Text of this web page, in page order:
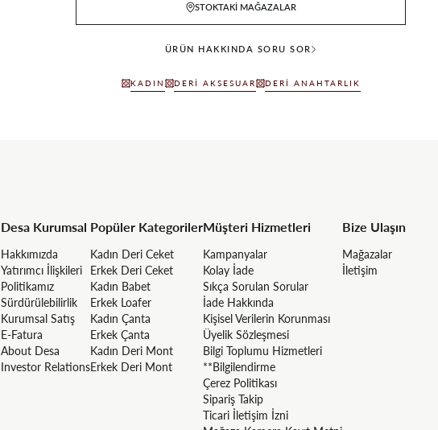
STOKTAKI MAĞAZALAR
ÜRÜN HAKKINDA SORU SOR
KADIN DERI AKSESUAR DERI ANAHTARLIK
Desa Kurumsal
Hakkımızda
Yatırımcı İlişkileri
Politikamız
Sürdürülebilirlik
Kurumsal Satış
E-Fatura
About Desa
Investor Relations
Popüler Kategoriler
Kadın Deri Ceket
Erkek Deri Ceket
Kadın Babet
Erkek Loafer
Kadın Çanta
Erkek Çanta
Kadın Deri Mont
Erkek Deri Mont
Müşteri Hizmetleri
Kampanyalar
Kolay İade
Sıkça Sorulan Sorular
İade Hakkında
Kişisel Verilerin Korunması
Üyelik Sözleşmesi
Bilgi Toplumu Hizmetleri
**Bilgilendirme
Çerez Politikası
Sipariş Takip
Ticari İletişim İzni
Bize Ulaşın
Mağazalar
İletişim